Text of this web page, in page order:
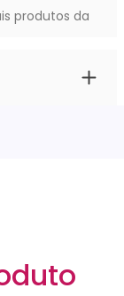
produtos da